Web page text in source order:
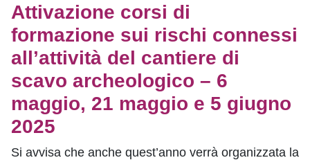
Attivazione corsi di
formazione sui rischi connessi
all’attività del cantiere di
scavo archeologico – 6
maggio, 21 maggio e 5 giugno
2025
Si avvisa che anche quest’anno verrà organizzata la